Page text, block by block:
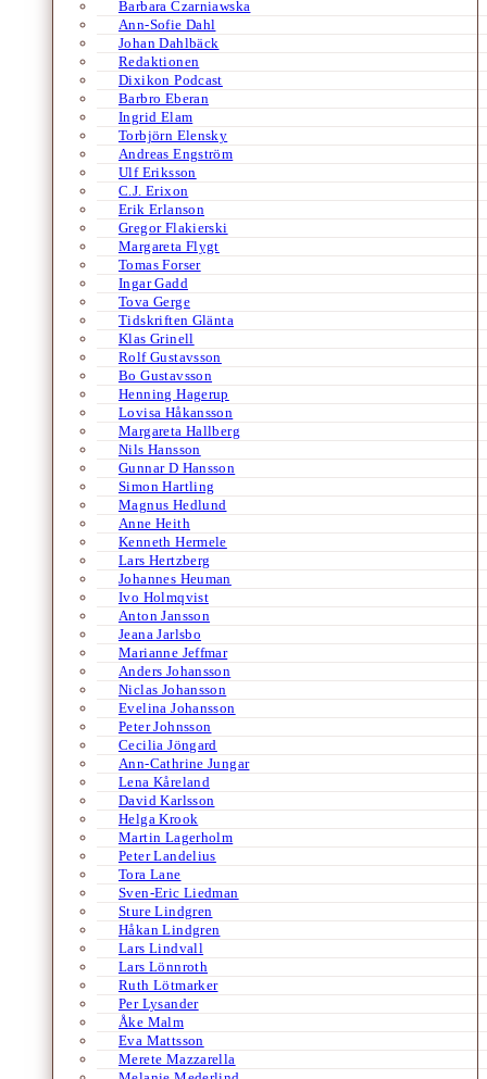
Barbara Czarniawska
Ann-Sofie Dahl
Johan Dahlbäck
Redaktionen
Dixikon Podcast
Barbro Eberan
Ingrid Elam
Torbjörn Elensky
Andreas Engström
Ulf Eriksson
C.J. Erixon
Erik Erlanson
Gregor Flakierski
Margareta Flygt
Tomas Forser
Ingar Gadd
Tova Gerge
Tidskriften Glänta
Klas Grinell
Rolf Gustavsson
Bo Gustavsson
Henning Hagerup
Lovisa Håkansson
Margareta Hallberg
Nils Hansson
Gunnar D Hansson
Simon Hartling
Magnus Hedlund
Anne Heith
Kenneth Hermele
Lars Hertzberg
Johannes Heuman
Ivo Holmqvist
Anton Jansson
Jeana Jarlsbo
Marianne Jeffmar
Anders Johansson
Niclas Johansson
Evelina Johansson
Peter Johnsson
Cecilia Jöngard
Ann-Cathrine Jungar
Lena Kåreland
David Karlsson
Helga Krook
Martin Lagerholm
Peter Landelius
Tora Lane
Sven-Eric Liedman
Sture Lindgren
Håkan Lindgren
Lars Lindvall
Lars Lönnroth
Ruth Lötmarker
Per Lysander
Åke Malm
Eva Mattsson
Merete Mazzarella